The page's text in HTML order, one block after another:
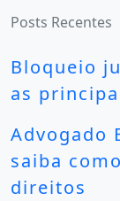
Posts Recentes
Bloqueio
as
Advogado
saiba
direitos